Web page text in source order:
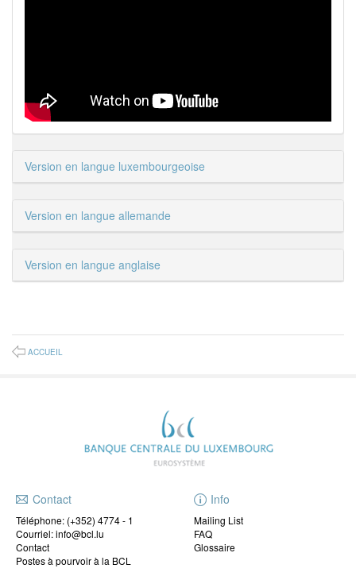
Version en langue luxembourgeoise
Version en langue allemande
Version en langue anglaise
ACCUEIL
Contact
Téléphone: (+352) 4774 - 1
Courriel: info@bcl.lu
Contact
Postes à pourvoir à la BCL
Info
Mailing List
FAQ
Glossaire